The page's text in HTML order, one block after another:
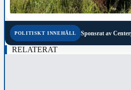
POLITISKT INNEHÅLL Sponsrat av
RELATERAT